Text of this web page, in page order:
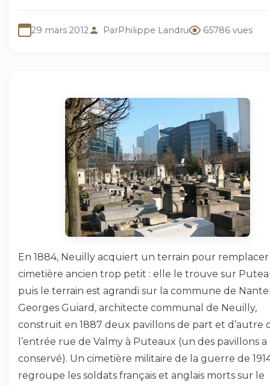
29 mars 2012 ParPhilippe Landru 65786 vues
En 1884, Neuilly acquiert un terrain pour remplacer
cimetière ancien trop petit : elle le trouve sur
puis le terrain est agrandi sur la commune de
Georges Guiard, architecte communal de Neuilly,
construit en 1887 deux pavillons de part et d’autre
l’entrée rue de Valmy à Puteaux (un des pavillons
conservé). Un cimetière militaire de la guerre de
regroupe les soldats français et anglais morts sur le